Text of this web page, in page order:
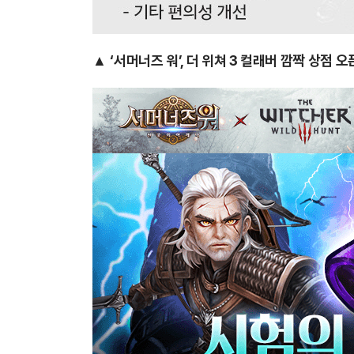
▲‘서머너즈 워’, 더 위쳐 3 컬래버 깜짝 상점 오